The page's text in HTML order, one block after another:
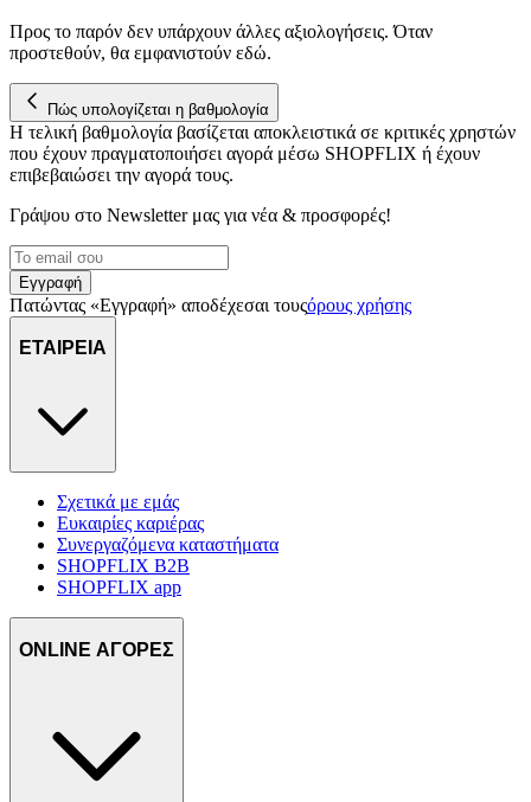
Προς το παρόν δεν υπάρχουν άλλες αξιολογήσεις. Όταν
προστεθούν, θα εμφανιστούν εδώ.
Πώς υπολογίζεται η βαθμολογία
Η τελική βαθμολογία βασίζεται αποκλειστικά σε κριτικές χρηστών
που έχουν πραγματοποιήσει αγορά μέσω SHOPFLIX ή έχουν
επιβεβαιώσει την αγορά τους.
Γράψου στο Νewsletter μας για νέα & προσφορές!
Εγγραφή
Πατώντας «Εγγραφή» αποδέχεσαι τουςόρους χρήσης
ΕΤΑΙΡΕΙΑ
Σχετικά με εμάς
Ευκαιρίες καριέρας
Συνεργαζόμενα καταστήματα
SHOPFLIX B2B
SHOPFLIX app
ONLINE ΑΓΟΡΕΣ